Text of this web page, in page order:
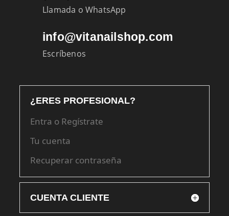
Llamada o WhatsApp
info@vitanailshop.com
Escríbenos
¿ERES PROFESIONAL?
Entra o Regístrate
Tu cuenta
Recuperar contraseña
CUENTA CLIENTE